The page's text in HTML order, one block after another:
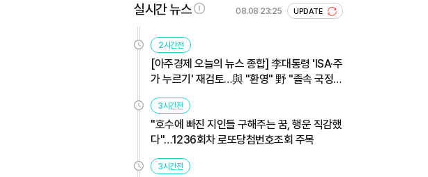
실시간 뉴스 08.08 23:25 UPDATE
2시간전
[아주경제 오늘의 뉴스 종합] 李대통령 'ISA·주
가 누르기' 재검토…與 "환영" 野 "졸속 국정"
外
3시간전
"호수에 빠진 지인들 구해주는 꿈, 행운 직감했
다"…1236회차 로또당첨번호조회 주목
3시간전